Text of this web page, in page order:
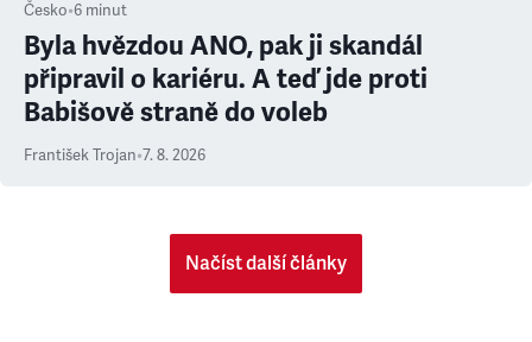
Česko•6 minut
Byla hvězdou ANO, pak ji skandál
připravil o kariéru. A teď jde proti
Babišově straně do voleb
František Trojan•7. 8. 2026
Načíst další články